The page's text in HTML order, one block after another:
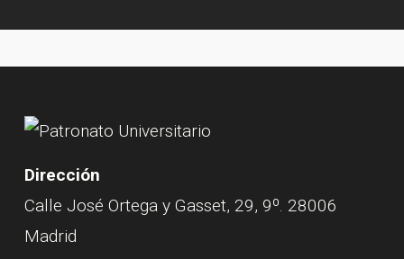
Dirección
Calle José Ortega y Gasset, 29, 9º. 28006
Madrid